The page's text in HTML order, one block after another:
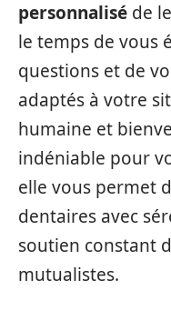
personnalisé de
le temps de vous
questions et de
adaptés à votre
humaine et
indéniable pour
elle vous permet
dentaires avec
soutien constant
mutualistes.